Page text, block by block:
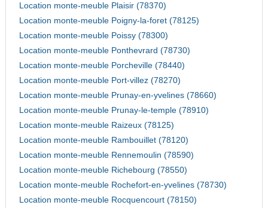
Location monte-meuble Plaisir (78370)
Location monte-meuble Poigny-la-foret (78125)
Location monte-meuble Poissy (78300)
Location monte-meuble Ponthevrard (78730)
Location monte-meuble Porcheville (78440)
Location monte-meuble Port-villez (78270)
Location monte-meuble Prunay-en-yvelines (78660)
Location monte-meuble Prunay-le-temple (78910)
Location monte-meuble Raizeux (78125)
Location monte-meuble Rambouillet (78120)
Location monte-meuble Rennemoulin (78590)
Location monte-meuble Richebourg (78550)
Location monte-meuble Rochefort-en-yvelines (78730)
Location monte-meuble Rocquencourt (78150)